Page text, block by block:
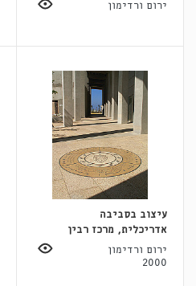
ירום ורדימון
עיצוב בסביבה
אדריכלית, מרכז רבין
ירום ורדימון
2000